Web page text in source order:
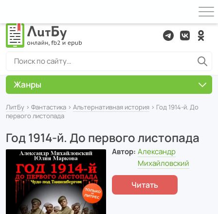
ЛитБу › Фантастика › Альтернативная история › Год 1914-й. До
первого листопада
Год 1914-й. До первого листопада
Автор: Александр
Михайловский
Читать
Жанры